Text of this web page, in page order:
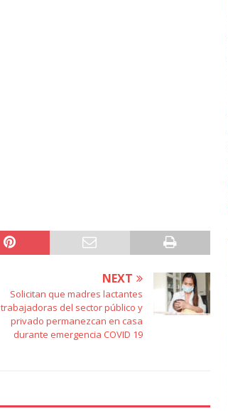
NEXT
Solicitan que madres lactantes
trabajadoras del sector público y
privado permanezcan en casa
durante emergencia COVID 19